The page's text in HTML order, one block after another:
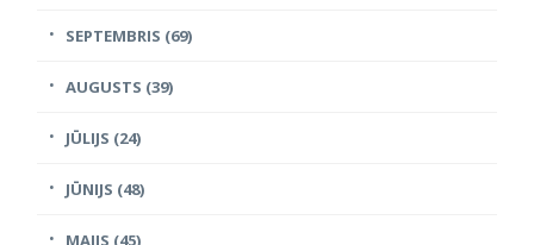
SEPTEMBRIS (69)
AUGUSTS (39)
JŪLIJS (24)
JŪNIJS (48)
MAIJS (45)